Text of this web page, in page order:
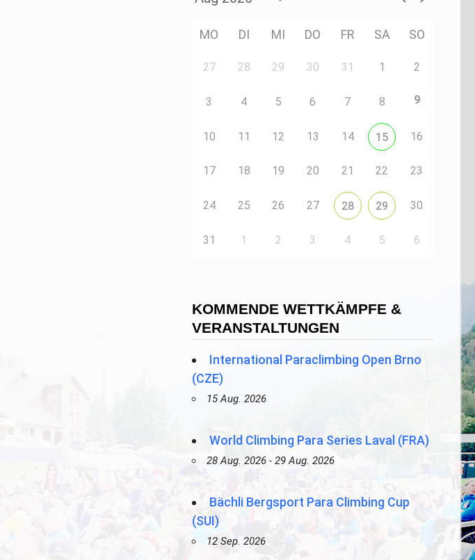
MO DI MI DO FR SA SO
27 28 29 30 31 1 2
3 4 5 6 7 8 9
10 11 12 13 14 15 16
17 18 19 20 21 22 23
24 25 26 27 28 29 30
31 1 2 3 4 5 6
KOMMENDE WETTKÄMPFE &
VERANSTALTUNGEN
International Paraclimbing Open Brno
(CZE)
15 Aug. 2026
World Climbing Para Series Laval (FRA)
28 Aug. 2026 - 29 Aug. 2026
Bächli Bergsport Para Climbing Cup
(SUI)
12 Sep. 2026